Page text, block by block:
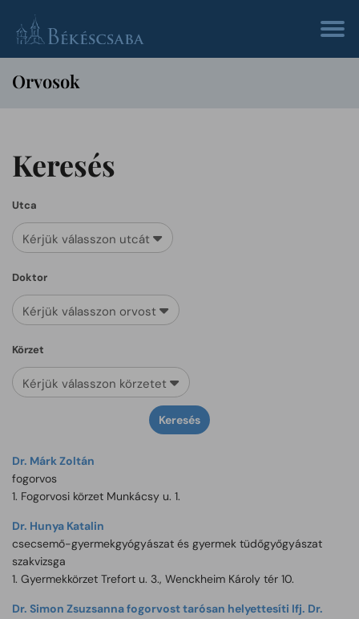
Orvosok
Keresés
Utca
Kérjük válasszon utcát
Doktor
Kérjük válasszon orvost
Körzet
Kérjük válasszon körzetet
Keresés
Dr. Márk Zoltán
fogorvos
1. Fogorvosi körzet Munkácsy u. 1.
Dr. Hunya Katalin
csecsemő-gyermekgyógyászat és gyermek tüdőgyőgyászat
szakvizsga
1. Gyermekkörzet Trefort u. 3., Wenckheim Károly tér 10.
Dr. Simon Zsuzsanna fogorvost tarósan helyettesíti Ifj. Dr.